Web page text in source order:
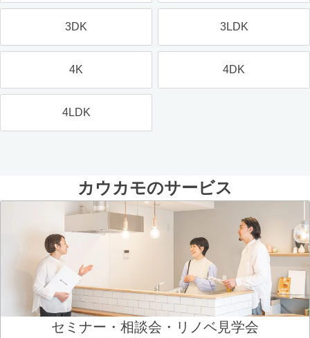
3DK 3LDK
4K 4DK
4LDK
カウカモのサービス
セミナー・相談会・リノベ見学会